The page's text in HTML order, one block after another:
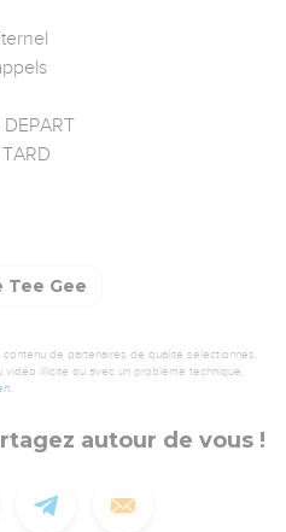
Tee Gee
de partenaires de qualité sélectionnés.
illicite ou avec un problème technique,
.
autour de vous !